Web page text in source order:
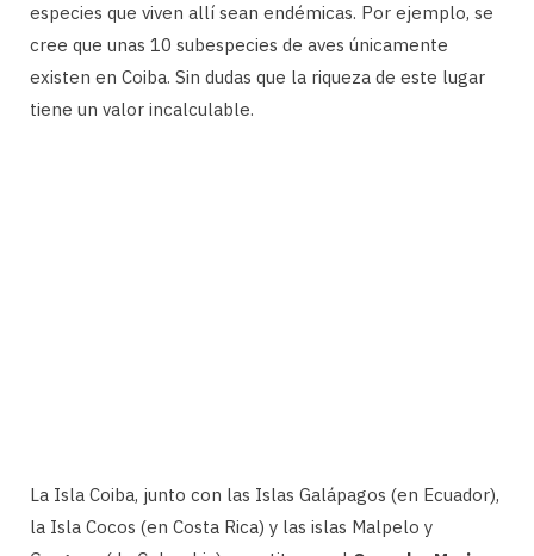
especies que viven allí sean endémicas. Por ejemplo, se
cree que unas 10 subespecies de aves únicamente
existen en Coiba. Sin dudas que la riqueza de este lugar
tiene un valor incalculable.
La Isla Coiba, junto con las Islas Galápagos (en Ecuador),
la Isla Cocos (en Costa Rica) y las islas Malpelo y